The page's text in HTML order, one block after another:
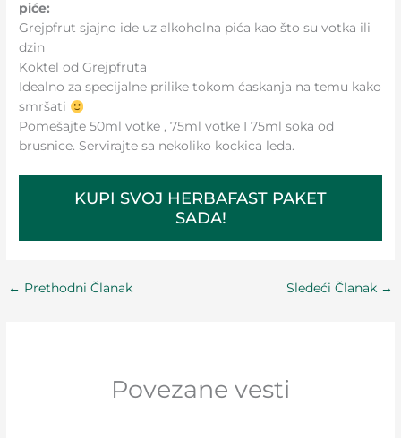
piće:
Grejpfrut sjajno ide uz alkoholna pića kao što su votka ili
dzin
Koktel od Grejpfruta
Idealno za specijalne prilike tokom ćaskanja na temu kako
smršati
Pomešajte 50ml votke , 75ml votke I 75ml soka od
brusnice. Servirajte sa nekoliko kockica leda.
KUPI SVOJ HERBAFAST PAKET
SADA!
← Prethodni Članak Sledeći Članak →
Povezane vesti